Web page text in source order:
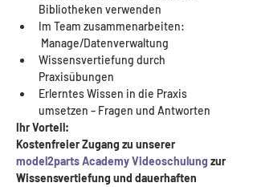
Bibliotheken verwenden
Im Team zusammenarbeiten:
Manage/Datenverwaltung
Wissensvertiefung durch
Praxisübungen
Erlerntes Wissen in die Praxis
umsetzen – Fragen und Antworten
Ihr Vorteil:
Kostenfreier Zugang zu unserer
model2parts Academy Videoschulung zur
Wissensvertiefung und dauerhaften